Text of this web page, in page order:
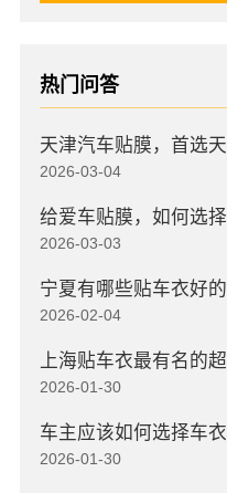
热门问答
2026-03-04
给爱车贴膜，如何选
2026-03-03
宁夏有哪些贴车衣好的
2026-02-04
上海贴车衣最有名的
2026-01-30
车主应该如何选择车
2026-01-30